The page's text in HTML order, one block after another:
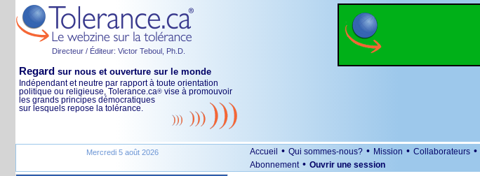
Directeur / Éditeur: Victor Teboul, Ph.D.
Regard sur nous et ouverture sur le monde
Indépendant et neutre par rapport à toute orientation
politique ou religieuse, Tolerance.ca® vise à promouvoir
les grands principes démocratiques
sur lesquels repose la tolérance.
Mercredi 5 août 2026 Accueil • Qui sommes-nous? • Mission • Collaborateurs •
Abonnement • Ouvrir une session